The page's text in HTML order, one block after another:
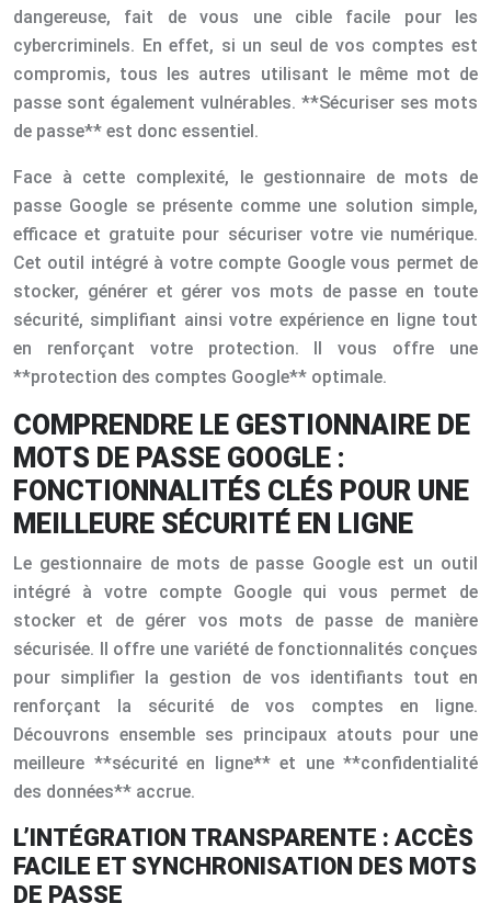
dangereuse, fait de vous une cible facile pour les
cybercriminels. En effet, si un seul de vos comptes est
compromis, tous les autres utilisant le même mot de
passe sont également vulnérables. **Sécuriser ses mots
de passe** est donc essentiel.
Face à cette complexité, le gestionnaire de mots de
passe Google se présente comme une solution simple,
efficace et gratuite pour sécuriser votre vie numérique.
Cet outil intégré à votre compte Google vous permet de
stocker, générer et gérer vos mots de passe en toute
sécurité, simplifiant ainsi votre expérience en ligne tout
en renforçant votre protection. Il vous offre une
**protection des comptes Google** optimale.
COMPRENDRE LE GESTIONNAIRE DE
MOTS DE PASSE GOOGLE :
FONCTIONNALITÉS CLÉS POUR UNE
MEILLEURE SÉCURITÉ EN LIGNE
Le gestionnaire de mots de passe Google est un outil
intégré à votre compte Google qui vous permet de
stocker et de gérer vos mots de passe de manière
sécurisée. Il offre une variété de fonctionnalités conçues
pour simplifier la gestion de vos identifiants tout en
renforçant la sécurité de vos comptes en ligne.
Découvrons ensemble ses principaux atouts pour une
meilleure **sécurité en ligne** et une **confidentialité
des données** accrue.
L’INTÉGRATION TRANSPARENTE : ACCÈS
FACILE ET SYNCHRONISATION DES MOTS
DE PASSE